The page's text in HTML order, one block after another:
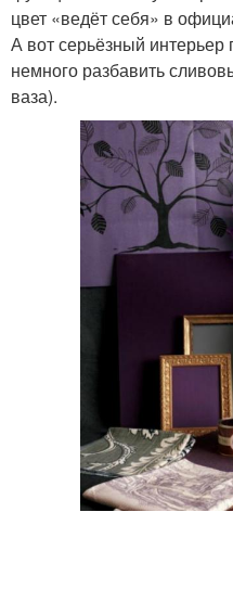
цвет «ведёт себя» в
А вот серьёзный
немного разбавить
ваза).